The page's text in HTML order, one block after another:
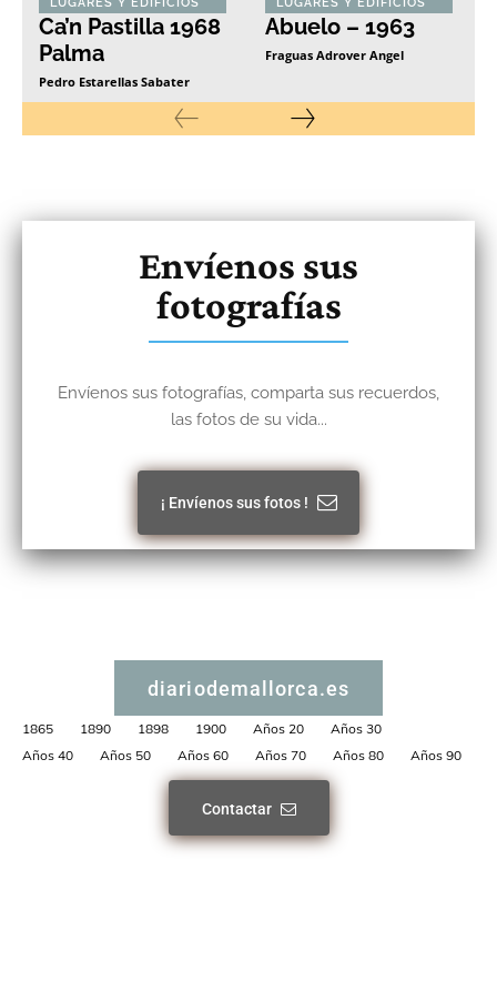
Ca’n Pastilla 1968
Palma
Pedro Estarellas Sabater
Abuelo – 1963
Fraguas Adrover Angel
Envíenos sus
fotografías
Envíenos sus fotografías, comparta sus recuerdos,
las fotos de su vida...
¡ Envíenos sus fotos !
diariodemallorca.es
1865 1890 1898 1900 Años 20
Años 30
Años 40
Años 50 Años 60 Años 70 Años 80 Años 90
Contactar